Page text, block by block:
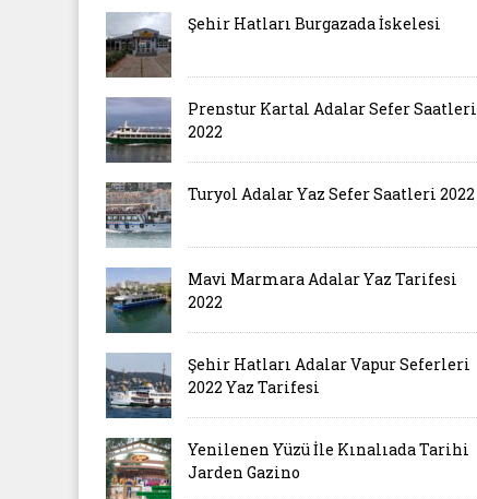
Şehir Hatları Burgazada İskelesi
Prenstur Kartal Adalar Sefer Saatleri
2022
Turyol Adalar Yaz Sefer Saatleri 2022
Mavi Marmara Adalar Yaz Tarifesi
2022
Şehir Hatları Adalar Vapur Seferleri
2022 Yaz Tarifesi
Yenilenen Yüzü İle Kınalıada Tarihi
Jarden Gazino